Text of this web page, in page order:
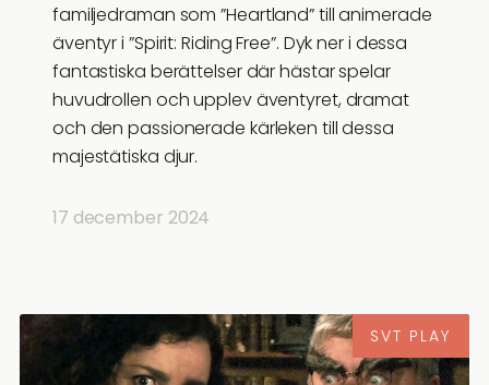
familjedraman som ”Heartland” till animerade
äventyr i ”Spirit: Riding Free”. Dyk ner i dessa
fantastiska berättelser där hästar spelar
huvudrollen och upplev äventyret, dramat
och den passionerade kärleken till dessa
majestätiska djur.
17 december 2024
SVT PLAY